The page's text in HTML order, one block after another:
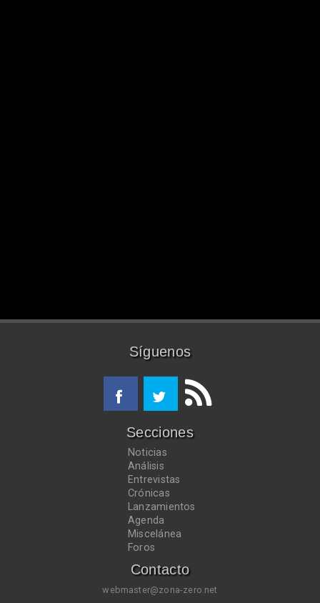
Síguenos
Secciones
Noticias
Análisis
Entrevistas
Crónicas
Lanzamientos
Agenda
Miscelánea
Foros
Contacto
webmaster@zona-zero.net